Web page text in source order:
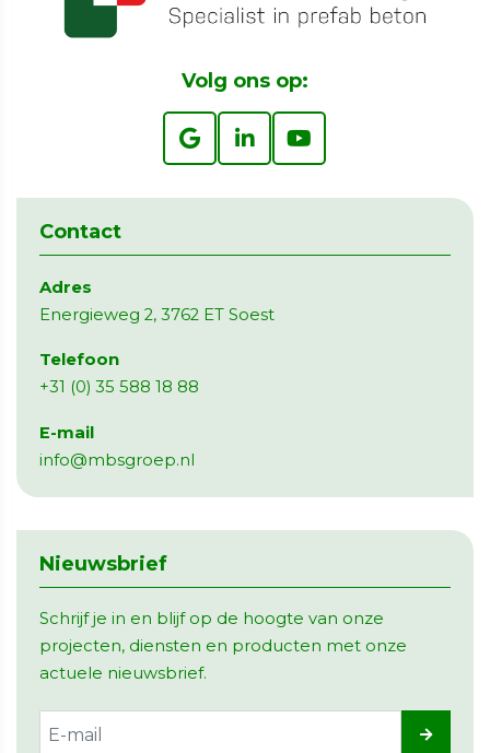
Volg ons op:
Contact
Adres
Energieweg 2, 3762 ET Soest
Telefoon
+31 (0) 35 588 18 88
E-mail
info@mbsgroep.nl
Nieuwsbrief
Schrijf je in en blijf op de hoogte van onze
projecten, diensten en producten met onze
actuele nieuwsbrief.